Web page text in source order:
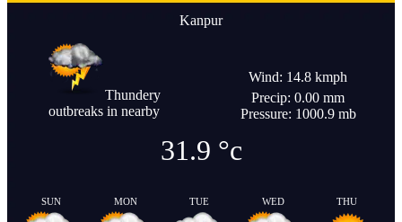
Kanpur
Thundery
outbreaks in nearby
Wind: 14.8 kmph
Precip: 0.00 mm
Pressure: 1000.9 mb
31.9 °c
SUN MON TUE WED THU